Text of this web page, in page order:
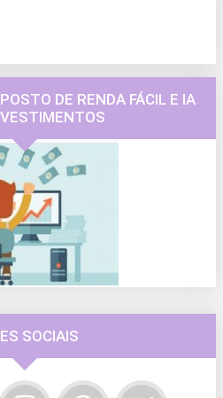
DE RENDA FÁCIL E IA
SOCIAIS